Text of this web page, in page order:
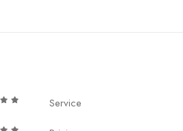
Service